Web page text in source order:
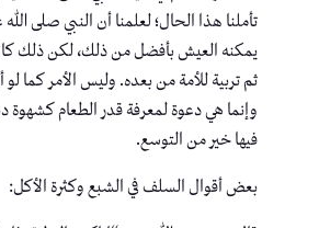
تأملنا هذا الحال؛ لعلمنا أن النبي صلى
يمكنه العيش بأفضل من ذلك، لكن ذلك كان
ثم تربية للأمة من بعده. وليس الأمر كما لو
وإنما هي دعوة لمعرفة قدر الطعام كشهوة
فيها خير من التوسع.
بعض أقوال السلف في الشبع وكثرة الأكل: